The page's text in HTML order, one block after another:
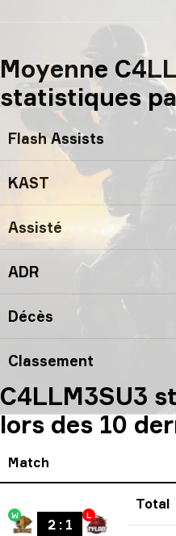
Moyenne
statistiques
Flash Assists
KAST
Assisté
ADR
Décès
Classement
C4LLM3SU3
lors des 10
Match
W
2: 1
L
Total